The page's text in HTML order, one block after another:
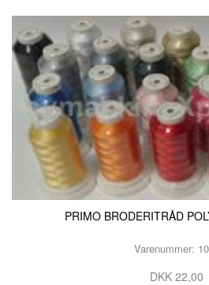
PRIMO BRODERITRÅD
Varenummer:
DKK 22,00